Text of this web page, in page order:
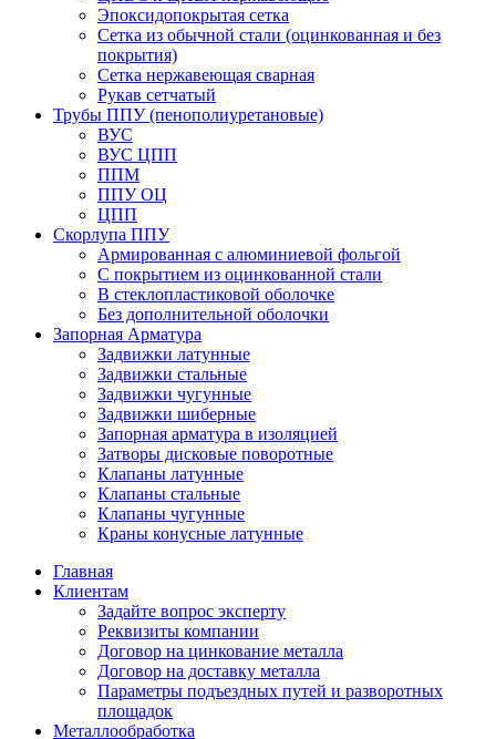
Эпоксидопокрытая сетка
Сетка из обычной стали (оцинкованная и без
покрытия)
Сетка нержавеющая сварная
Рукав сетчатый
Трубы ППУ (пенополиуретановые)
ВУС
ВУС ЦПП
ППМ
ППУ ОЦ
ЦПП
Скорлупа ППУ
Армированная с алюминиевой фольгой
C покрытием из оцинкованной стали
В стеклопластиковой оболочке
Без дополнительной оболочки
Запорная Арматура
Задвижки латунные
Задвижки стальные
Задвижки чугунные
Задвижки шиберные
Запорная арматура в изоляцией
Затворы дисковые поворотные
Клапаны латунные
Клапаны стальные
Клапаны чугунные
Краны конусные латунные
Главная
Клиентам
Задайте вопрос эксперту
Реквизиты компании
Договор на цинкование металла
Договор на доставку металла
Параметры подъездных путей и разворотных
площадок
Металлообработка